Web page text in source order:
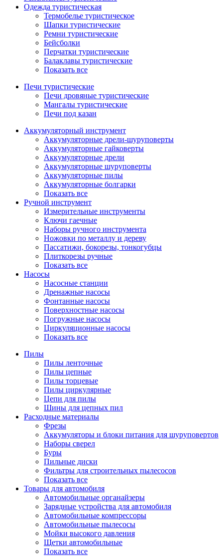
Одежда туристическая
Термобелье туристическое
Шапки туристические
Ремни туристические
Бейсболки
Перчатки туристические
Балаклавы туристические
Показать все
Печи туристические
Печи дровяные туристические
Мангалы туристические
Печи под казан
Аккумуляторный инструмент
Аккумуляторные дрели-шуруповерты
Аккумуляторные гайковерты
Аккумуляторные дрели
Аккумуляторные шуруповерты
Аккумуляторные пилы
Аккумуляторные болгарки
Показать все
Ручной инструмент
Измерительные инструменты
Ключи гаечные
Наборы ручного инструмента
Ножовки по металлу и дереву
Пассатижи, бокорезы, тонкогубцы
Плиткорезы ручные
Показать все
Насосы
Насосные станции
Дренажные насосы
Фонтанные насосы
Поверхностные насосы
Погружные насосы
Циркуляционные насосы
Показать все
Пилы
Пилы ленточные
Пилы цепные
Пилы торцевые
Пилы циркулярные
Цепи для пилы
Шины для цепных пил
Расходные материалы
Фрезы
Аккумуляторы и блоки питания для шуруповертов
Наборы сверел
Буры
Пильные диски
Фильтры для строительных пылесосов
Показать все
Товары для автомобиля
Автомобильные органайзеры
Зарядные устройства для автомобиля
Автомобильные компрессоры
Автомобильные пылесосы
Мойки высокого давления
Щетки автомобильные
Показать все